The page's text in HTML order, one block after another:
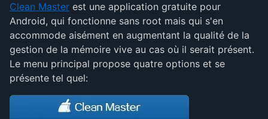
Clean Master est une application gratuite pour
Android, qui fonctionne sans root mais qui s'en
accommode aisément en augmentant la qualité de la
gestion de la mémoire vive au cas où il serait présent.
Le menu principal propose quatre options et se
présente tel quel: